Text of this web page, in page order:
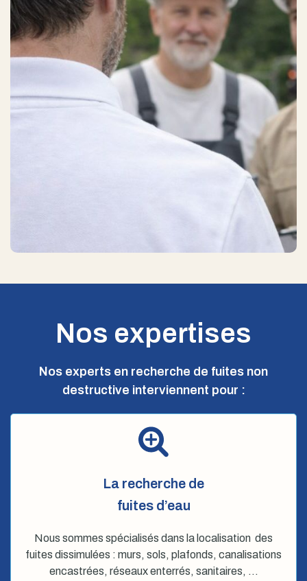
Nos expertises
Nos experts en recherche de fuites non
destructive interviennent pour :
La recherche de
fuites d’eau
Nous sommes spécialisés dans la localisation des
fuites dissimulées : murs, sols, plafonds, canalisations
encastrées, réseaux enterrés, sanitaires, …